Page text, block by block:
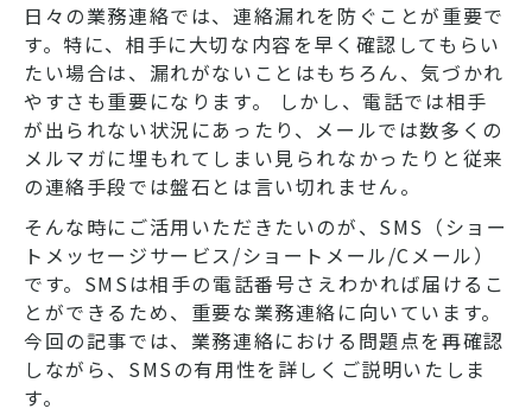
日々の業務連絡では、連絡漏れを防ぐことが重要で
す。特に、相手に大切な内容を早く確認してもらい
たい場合は、漏れがないことはもちろん、気づかれ
やすさも重要になります。 しかし、電話では相手
が出られない状況にあったり、メールでは数多くの
メルマガに埋もれてしまい見られなかったりと従来
の連絡手段では盤石とは言い切れません。
そんな時にご活用いただきたいのが、SMS（ショー
トメッセージサービス/ショートメール/Cメール）
です。SMSは相手の電話番号さえわかれば届けるこ
とができるため、重要な業務連絡に向いています。
今回の記事では、業務連絡における問題点を再確認
しながら、SMSの有用性を詳しくご説明いたしま
す。